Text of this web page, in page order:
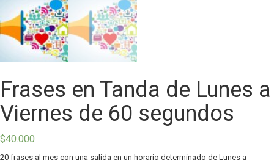
Frases en Tanda de Lunes a
Viernes de 60 segundos
$40.000
20 frases al mes con una salida en un horario determinado de Lunes a